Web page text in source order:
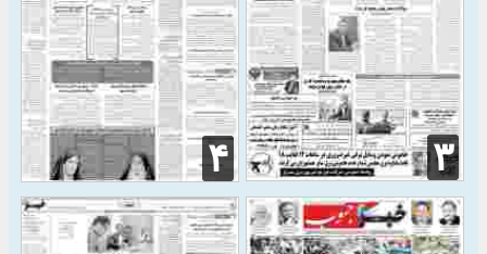
۳ ۴